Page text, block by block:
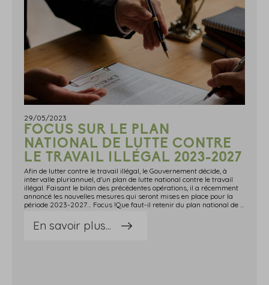
29/05/2023
FOCUS SUR LE PLAN
NATIONAL DE LUTTE CONTRE
LE TRAVAIL ILLÉGAL 2023-2027
Afin de lutter contre le travail illégal, le Gouvernement décide, à
intervalle pluriannuel, d'un plan de lutte national contre le travail
illégal. Faisant le bilan des précédentes opérations, il a récemment
annoncé les nouvelles mesures qui seront mises en place pour la
période 2023-2027… Focus !Que faut-il retenir du plan national de lutte contre le travail illégal 2023-2027 ?Le Gouvernement vient de présenter son plan national de lutte contre le travail illégal pour la période 2023-2027.2 objectifs sont établis : mieux contrôler, par le ciblage, la priorisation et le renforcement des contrôles en matière de travail illégal ; mieux sanctionner, mieux recouvrer et réparer les préjudices liés au travail illégal.Pour ce faire, le Gouvernement souhaite : veiller à l'exemplarité du cadre juridique de la coupe du monde de Rugby 2023 et des Jeux Olympiques 2024, avec une attention toute particulière concernant le bénévolat et le détachement, la durée du travail ou encore, l'obligation de vigilance à tous les niveaux des chaînes de sous-traitance ; lutter contre les faux statuts ayant pour effet de priver les salariés de leurs droits et de nuire à une concurrence loyale entre entreprises. Ce moyen d'action cible essentiellement les plateformes numériques (faux bénévolat, faux prêt de main d'œuvre, faux travail indépendant et emploi d'étrangers sans autorisation de travail) ; lutter contre les fraudes les plus graves et complexes.Pour atteindre les objectifs fixés, il indique qu'il est nécessaire de travailler sur : la coopération internationale ; le développement des outils de communication d'informations entre les services compétents ; le recouvrement des amendes prononcées et des cotisations éludées, en poursuivant la professionnalisation des agents en charge du recouvrement ; la réparation du préjudice des travailleurs, notamment en les affiliant aux régimes de protection sociale, en leur permettant de percevoir une juste rémunération ou en faisant jouer leurs droits à l'obtention d'un titre de séjour dans certaines situations.Vous pouvez retrouver le détail de ce plan d'action ici. Sources : Actualité du ministère du Travail, du Plein emploi et de I'Insertion, du 22 mai 2023 : « Présentation du plan national de lutte contre le travail illégal 2023-2027 »Focus sur le plan national de lutte contre le travail illégal 2023-2027 - © Copyright WebLex
En savoir plus...